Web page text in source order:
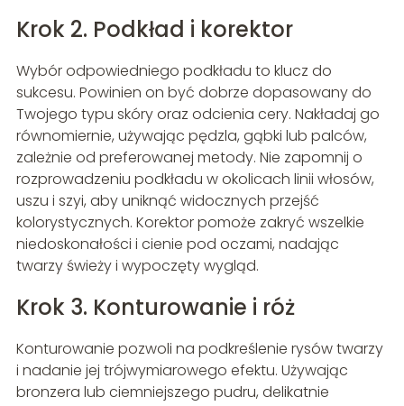
Krok 2. Podkład i korektor
Wybór odpowiedniego podkładu to klucz do
sukcesu. Powinien on być dobrze dopasowany do
Twojego typu skóry oraz odcienia cery. Nakładaj go
równomiernie, używając pędzla, gąbki lub palców,
zależnie od preferowanej metody. Nie zapomnij o
rozprowadzeniu podkładu w okolicach linii włosów,
uszu i szyi, aby uniknąć widocznych przejść
kolorystycznych. Korektor pomoże zakryć wszelkie
niedoskonałości i cienie pod oczami, nadając
twarzy świeży i wypoczęty wygląd.
Krok 3. Konturowanie i róż
Konturowanie pozwoli na podkreślenie rysów twarzy
i nadanie jej trójwymiarowego efektu. Używając
bronzera lub ciemniejszego pudru, delikatnie